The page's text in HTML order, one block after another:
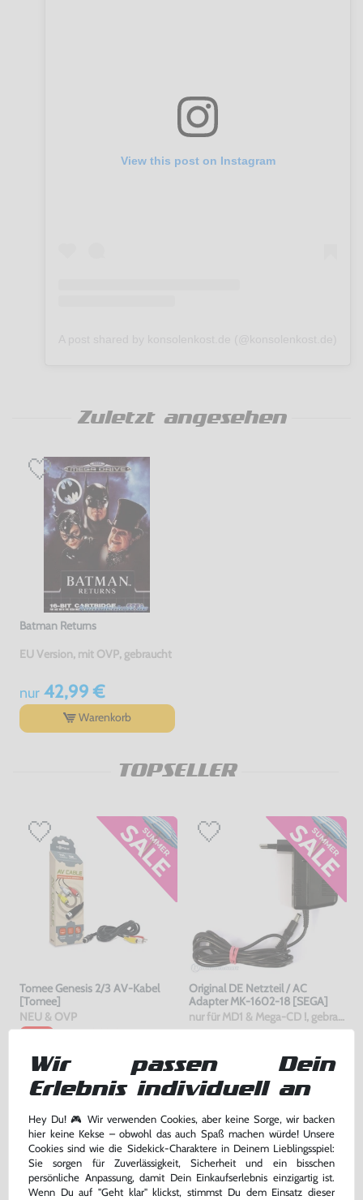
View this post on Instagram
Zuletzt angesehen
Batman Returns
EU Version, mit OVP, gebraucht
nur42,99 €
Warenkorb
TOPSELLER
Tomee Genesis 2/3 AV-Kabel
[Tomee]
NEU & OVP
-30% bisher 9,99 €
jetzt nur
Warenkorb
Original DE Netzteil / AC
Adapter MK-1602-18 [SEGA]
nur für MD1 & Mega-CD !, gebraucht
Warenkorb
Wir passen Dein
Erlebnis individuell an
Hey Du! 🎮 Wir verwenden Cookies, aber keine Sorge, wir backen
hier keine Kekse – obwohl das auch Spaß machen würde! Unsere
Cookies sind wie die Sidekick-Charaktere in Deinem Lieblingsspiel:
Sie sorgen für Zuverlässigkeit, Sicherheit und ein bisschen
persönliche Anpassung, damit Dein Einkaufserlebnis einzigartig ist.
Wenn Du auf "Geht klar" klickst, stimmst Du dem Einsatz dieser